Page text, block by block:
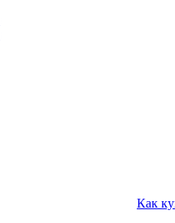
Как